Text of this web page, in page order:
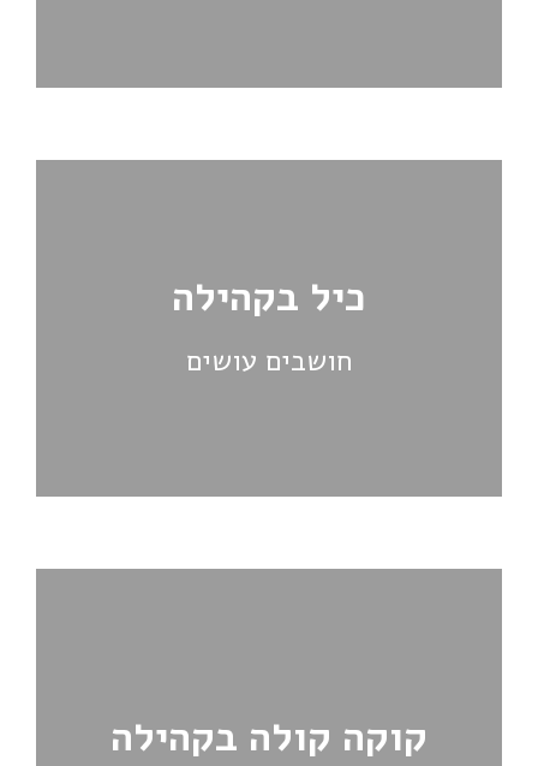
כיל בקהילה
חושבים עושים
קוקה קולה בקהילה